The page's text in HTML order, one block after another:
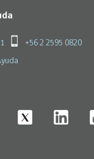
+56 2 2595 0820